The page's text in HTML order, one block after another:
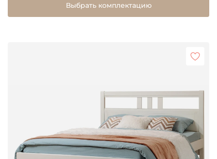
Выбрать комплектацию